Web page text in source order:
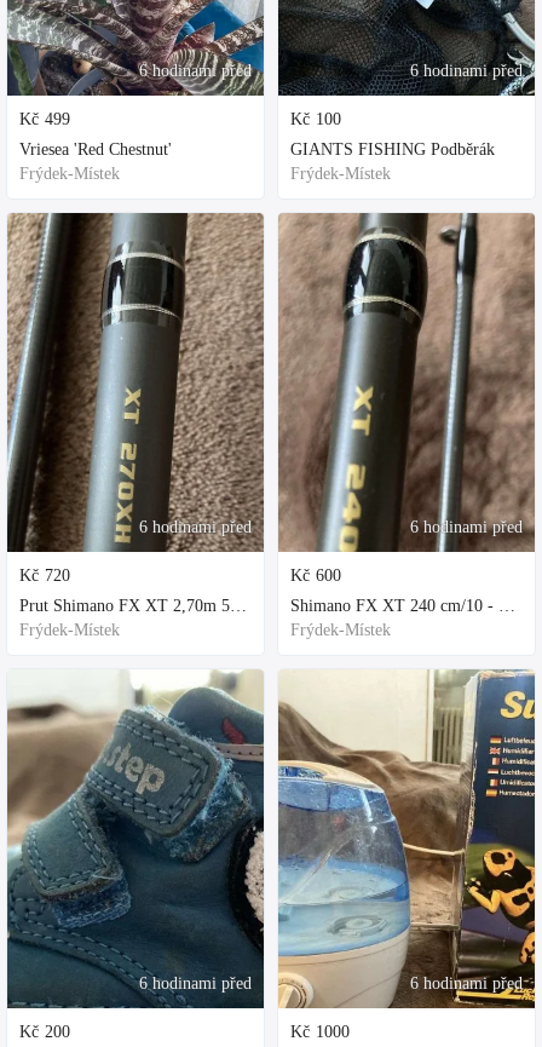
6 hodinami před
Kč 499
Vriesea 'Red Chestnut'
Frýdek-Místek
6 hodinami před
Kč 720
Prut Shimano FX XT 2,70m 50-100gr
Frýdek-Místek
6 hodinami před
Kč 200
6 hodinami před
Kč 100
GIANTS FISHING Podběrák
Frýdek-Místek
6 hodinami před
Kč 600
Shimano FX XT 240 cm/10 - 30 g
Frýdek-Místek
6 hodinami před
Kč 1000